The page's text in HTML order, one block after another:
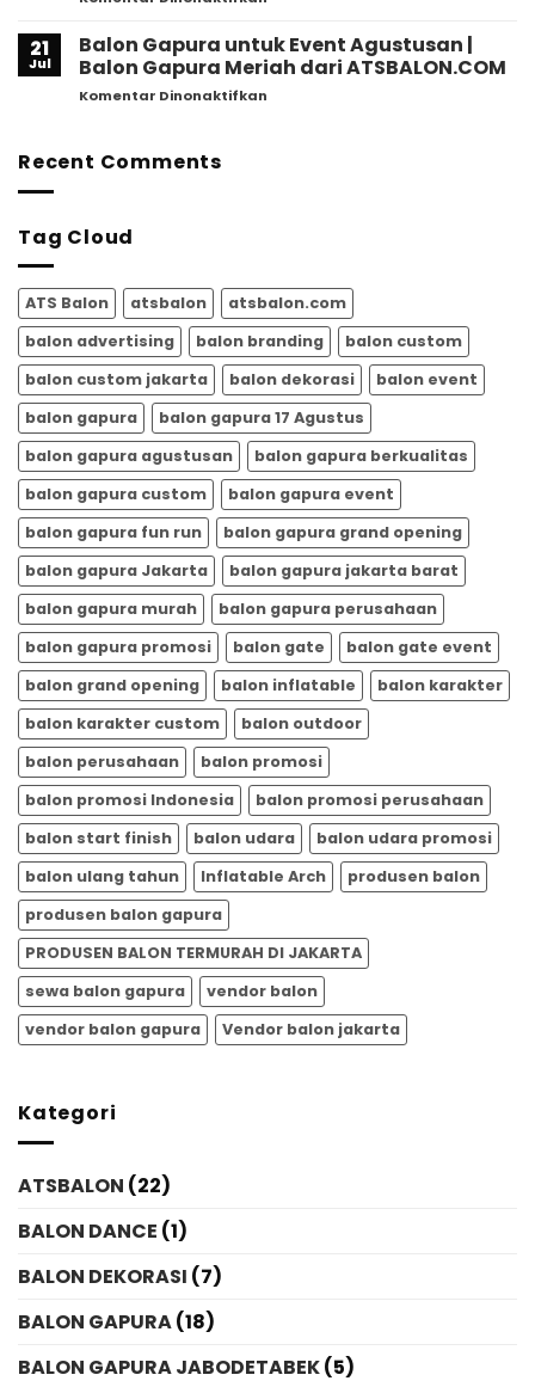
Agustusan
2026,
Gapura
untuk
Event
21
Jul
Balon Gapura untuk Event Agustusan |
Balon Gapura Meriah dari ATSBALON.COM
Komentar Dinonaktifkan
dari
ATSBALON.COM
Recent Comments
Tag Cloud
ATS Balon atsbalon
atsbalon.com
balon advertising
balon branding
balon custom
balon custom jakarta
balon dekorasi
balon event
balon gapura
balon gapura 17 Agustus
balon gapura agustusan
balon gapura berkualitas
balon gapura custom
balon gapura event
balon gapura fun run
balon gapura grand opening
balon gapura Jakarta
balon gapura jakarta barat
balon gapura murah
balon gapura perusahaan
balon gapura promosi
balon gate
balon gate event
balon grand opening
balon inflatable
balon karakter
balon karakter custom
balon outdoor
balon perusahaan
balon promosi
balon promosi Indonesia
balon promosi perusahaan
balon start finish
balon udara
balon udara promosi
balon ulang tahun
Inflatable Arch
produsen balon
produsen balon gapura
PRODUSEN BALON TERMURAH DI JAKARTA
sewa balon gapura
vendor balon
vendor balon gapura
Vendor balon jakarta
Kategori
ATSBALON (22)
BALON DANCE (1)
BALON DEKORASI (7)
BALON GAPURA(18)
BALON GAPURA JABODETABEK(5)